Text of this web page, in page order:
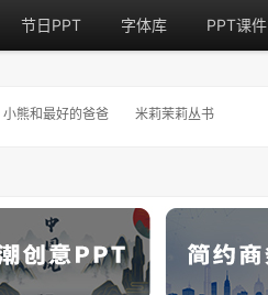
节日PPT 字体库 PPT课件
小熊和最好的爸爸 米莉茉莉丛书